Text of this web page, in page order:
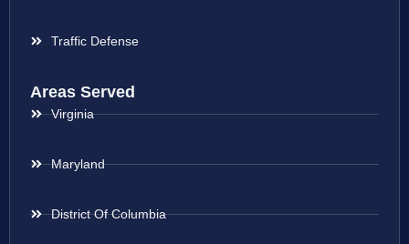
Traffic Defense
Areas Served
Virginia
Maryland
District Of Columbia